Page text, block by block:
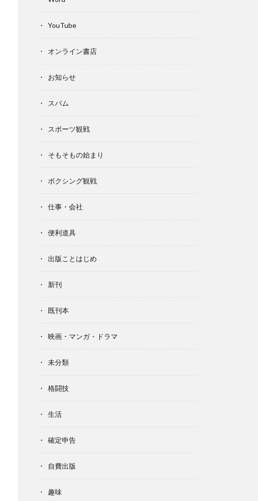
YouTube
オンライン書店
お知らせ
スパム
スポーツ観戦
そもそもの始まり
ボクシング観戦
仕事・会社
便利道具
出版ことはじめ
新刊
既刊本
映画・マンガ・ドラマ
未分類
格闘技
生活
確定申告
自費出版
趣味